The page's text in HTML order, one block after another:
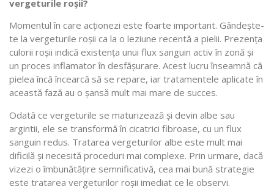
vergeturile roșii?
Momentul în care acționezi este foarte important. Gândește-
te la vergeturile roșii ca la o leziune recentă a pielii. Prezența
culorii roșii indică existența unui flux sanguin activ în zonă și
un proces inflamator în desfășurare. Acest lucru înseamnă că
pielea încă încearcă să se repare, iar tratamentele aplicate în
această fază au o șansă mult mai mare de succes.
Odată ce vergeturile se maturizează și devin albe sau
argintii, ele se transformă în cicatrici fibroase, cu un flux
sanguin redus. Tratarea vergeturilor albe este mult mai
dificilă și necesită proceduri mai complexe. Prin urmare, dacă
vizezi o îmbunătățire semnificativă, cea mai bună strategie
este tratarea vergeturilor roșii imediat ce le observi.